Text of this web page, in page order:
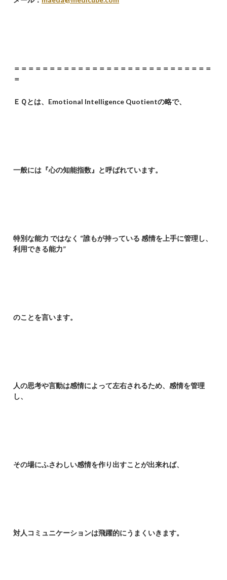
＝＝＝＝＝＝＝＝＝＝＝＝＝＝＝＝＝＝＝＝＝＝＝＝＝＝＝＝
＝
ＥＱとは、Emotional Intelligence Quotientの略で、
一般には『心の知能指数』と呼ばれています。
特別な能力 ではなく “誰もが持っている 感情を上手に管理し、
利用できる能力”
のことを言います。
人の思考や言動は感情によって左右されるため、感情を管理
し、
その場にふさわしい感情を作り出すことが出来れば、
対人コミュニケーションは飛躍的にうまくいきます。